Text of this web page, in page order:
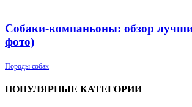
Собаки-компаньоны: обзор
фото)
Породы собак
ПОПУЛЯРНЫЕ КАТЕГОРИИ